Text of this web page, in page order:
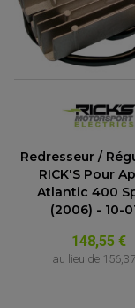
CLIGNOTANT
EMBOUT DE
EQUIPEMENT
NOS
Redresseur /
RICK'S Pour
Atlantic 400
(2006) - 10-
148,55 €
au lieu de